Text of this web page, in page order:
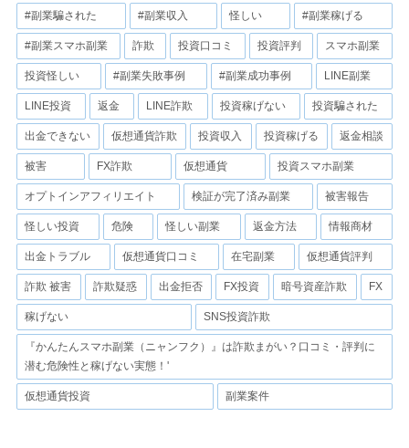
#副業騙された #副業収入 怪しい #副業稼げる
#副業スマホ副業 詐欺 投資口コミ 投資評判 スマホ副業
投資怪しい #副業失敗事例 #副業成功事例 LINE副業
LINE投資 返金 LINE詐欺 投資稼げない 投資騙された
出金できない 仮想通貨詐欺 投資収入 投資稼げる 返金相談
被害 FX詐欺 仮想通貨 投資スマホ副業
オプトインアフィリエイト 検証が完了済み副業 被害報告
怪しい投資 危険 怪しい副業 返金方法 情報商材
出金トラブル 仮想通貨口コミ 在宅副業 仮想通貨評判
詐欺 被害 詐欺疑惑 出金拒否 FX投資 暗号資産詐欺 FX
稼げない SNS投資詐欺
『かんたんスマホ副業（ニャンフク）』は詐欺まがい？口コミ・評判に
潜む危険性と稼げない実態！'
仮想通貨投資 副業案件